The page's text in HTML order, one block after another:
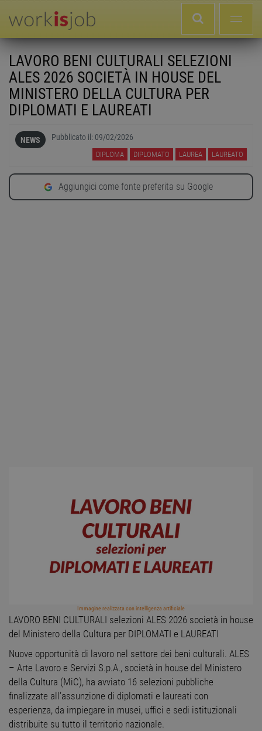
LAVORO BENI CULTURALI SELEZIONI
ALES 2026 SOCIETÀ IN HOUSE DEL
MINISTERO DELLA CULTURA PER
DIPLOMATI E LAUREATI
NEWS Pubblicato il: 09/02/2026
DIPLOMA DIPLOMATO LAUREA LAUREATO
Aggiungici come fonte preferita su Google
Immagine realizzata con intelligenza artificiale
LAVORO BENI CULTURALI selezioni ALES 2026 società in house
del Ministero della Cultura per DIPLOMATI e LAUREATI
Nuove opportunità di lavoro nel settore dei beni culturali. ALES
– Arte Lavoro e Servizi S.p.A., società in house del Ministero
della Cultura (MiC), ha avviato 16 selezioni pubbliche
finalizzate all’assunzione di diplomati e laureati con
esperienza, da impiegare in musei, uffici e sedi istituzionali
distribuite su tutto il territorio nazionale.